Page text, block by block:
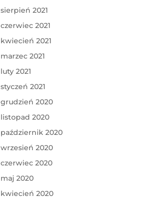
sierpień 2021
czerwiec 2021
kwiecień 2021
marzec 2021
luty 2021
styczeń 2021
grudzień 2020
listopad 2020
październik 2020
wrzesień 2020
czerwiec 2020
maj 2020
kwiecień 2020